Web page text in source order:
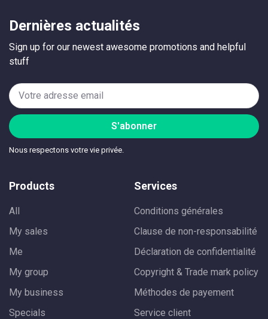
Dernières actualités
Sign up for our newest awesome promotions and helpful
stuff
S'abonner
Nous respectons votre vie privée.
Products
All
My sales
Me
My group
My business
Specials
Services
Conditions générales
Clause de non-responsabilité
Déclaration de confidentialité
Copyright & Trade mark policy
Méthodes de payement
Service client